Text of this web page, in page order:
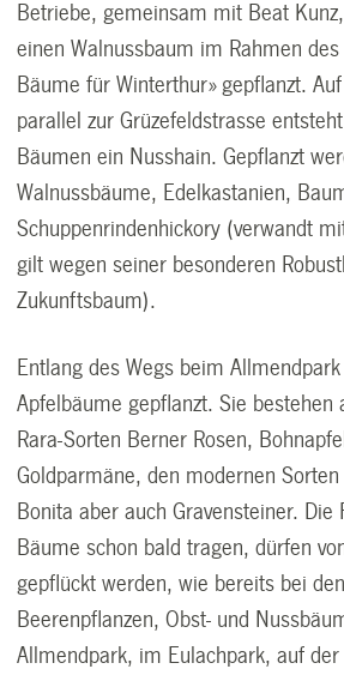
Betriebe, gemeinsam mit Beat
einen Walnussbaum im Rahmen
Bäume für Winterthur» gepflanzt.
parallel zur Grüzefeldstrasse
Bäumen ein Nusshain. Gepflanzt
Walnussbäume, Edelkastanien,
Schuppenrindenhickory (verwandt
gilt wegen seiner besonderen
Zukunftsbaum).
Entlang des Wegs beim
Apfelbäume gepflanzt. Sie bestehen
Rara-Sorten Berner Rosen,
Goldparmäne, den modernen Sorten
Bonita aber auch Gravensteiner. Die
Bäume schon bald tragen, dürfen
gepflückt werden, wie bereits bei
Beerenpflanzen, Obst- und
Allmendpark, im Eulachpark, auf der